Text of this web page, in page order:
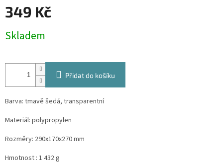
349 Kč
cena:
Skladem
Přidat do košíku
Barva: tmavě šedá, transparentní
Materiál: polypropylen
Rozměry: 290x170x270 mm
Hmotnost : 1 432 g